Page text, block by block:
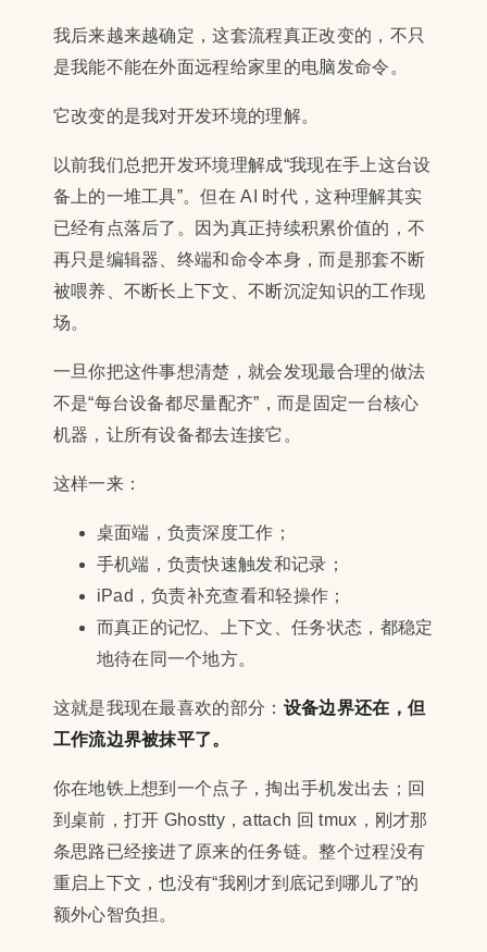
我后来越来越确定，这套流程真正改变的，不只
是我能不能在外面远程给家里的电脑发命令。
它改变的是我对开发环境的理解。
以前我们总把开发环境理解成“我现在手上这台设
备上的一堆工具”。但在 AI 时代，这种理解其实
已经有点落后了。因为真正持续积累价值的，不
再只是编辑器、终端和命令本身，而是那套不断
被喂养、不断长上下文、不断沉淀知识的工作现
场。
一旦你把这件事想清楚，就会发现最合理的做法
不是“每台设备都尽量配齐”，而是固定一台核心
机器，让所有设备都去连接它。
这样一来：
桌面端，负责深度工作；
手机端，负责快速触发和记录；
iPad，负责补充查看和轻操作；
而真正的记忆、上下文、任务状态，都稳定
地待在同一个地方。
这就是我现在最喜欢的部分： 设备边界还在，但
工作流边界被抹平了。
你在地铁上想到一个点子，掏出手机发出去；回
到桌前，打开 Ghostty，attach 回 tmux，刚才那
条思路已经接进了原来的任务链。整个过程没有
重启上下文，也没有“我刚才到底记到哪儿了”的
额外心智负担。